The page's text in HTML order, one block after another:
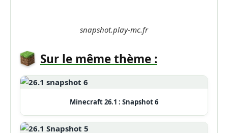
snapshot.play-mc.fr
Sur le même thème :
Minecraft 26.1 : Snapshot 6